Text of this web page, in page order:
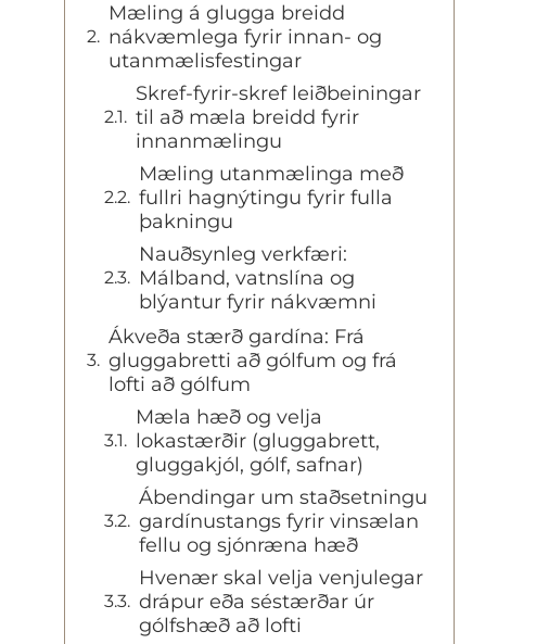
Mæling á glugga breidd
nákvæmlega fyrir innan- og
utanmælisfestingar
Skref-fyrir-skref leiðbeiningar
til að mæla breidd fyrir
innanmælingu
Mæling utanmælinga með
fullri hagnýtingu fyrir fulla
þakningu
Nauðsynleg verkfæri:
Málband, vatnslína og
blýantur fyrir nákvæmni
Ákveða stærð gardína: Frá
gluggabretti að gólfum og frá
lofti að gólfum
Mæla hæð og velja
lokastærðir (gluggabrett,
gluggakjól, gólf, safnar)
Ábendingar um staðsetningu
gardínustangs fyrir vinsælan
fellu og sjónræna hæð
Hvenær skal velja venjulegar
drápur eða séstærðar úr
gólfshæð að lofti